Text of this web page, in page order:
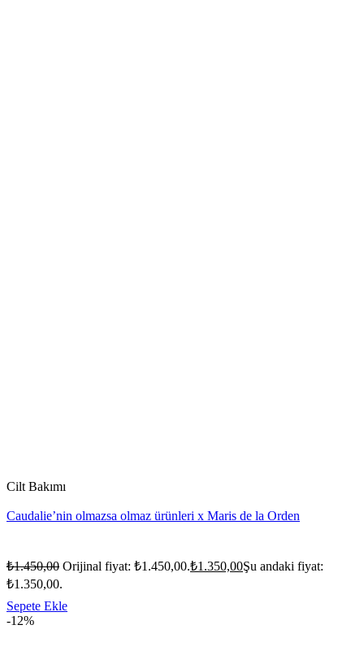
Cilt Bakımı
Caudalie’nin olmazsa olmaz ürünleri x Maris de la Orden
₺1.450,00 Orijinal fiyat: ₺1.450,00.₺1.350,00Şu andaki fiyat:
₺1.350,00.
Sepete Ekle
-12%